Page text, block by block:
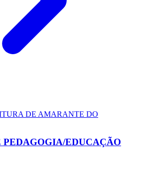
DE AMARANTE DO
PEDAGOGIA/EDUCAÇÃO